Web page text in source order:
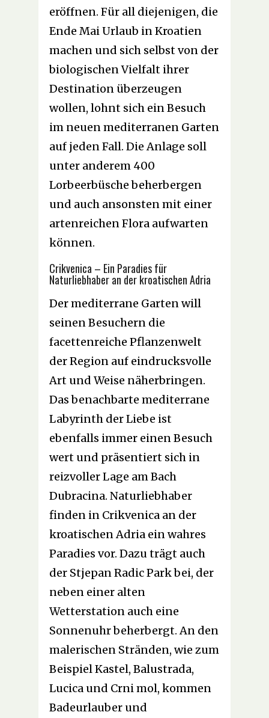
eröffnen. Für all diejenigen, die
Ende Mai Urlaub in Kroatien
machen und sich selbst von der
biologischen Vielfalt ihrer
Destination überzeugen
wollen, lohnt sich ein Besuch
im neuen mediterranen Garten
auf jeden Fall. Die Anlage soll
unter anderem 400
Lorbeerbüsche beherbergen
und auch ansonsten mit einer
artenreichen Flora aufwarten
können.
Crikvenica – Ein Paradies für
Naturliebhaber an der kroatischen Adria
Der mediterrane Garten will
seinen Besuchern die
facettenreiche Pflanzenwelt
der Region auf eindrucksvolle
Art und Weise näherbringen.
Das benachbarte mediterrane
Labyrinth der Liebe ist
ebenfalls immer einen Besuch
wert und präsentiert sich in
reizvoller Lage am Bach
Dubracina. Naturliebhaber
finden in Crikvenica an der
kroatischen Adria ein wahres
Paradies vor. Dazu trägt auch
der Stjepan Radic Park bei, der
neben einer alten
Wetterstation auch eine
Sonnenuhr beherbergt. An den
malerischen Stränden, wie zum
Beispiel Kastel, Balustrada,
Lucica und Crni mol, kommen
Badeurlauber und